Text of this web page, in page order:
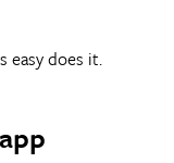
easy does it.